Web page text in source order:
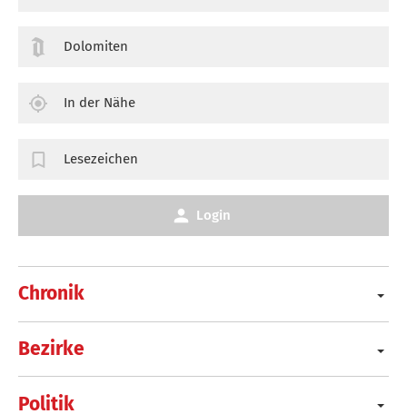
Chronik
Bezirke
Politik
Dolomiten
In der Nähe
Lesezeichen
Login